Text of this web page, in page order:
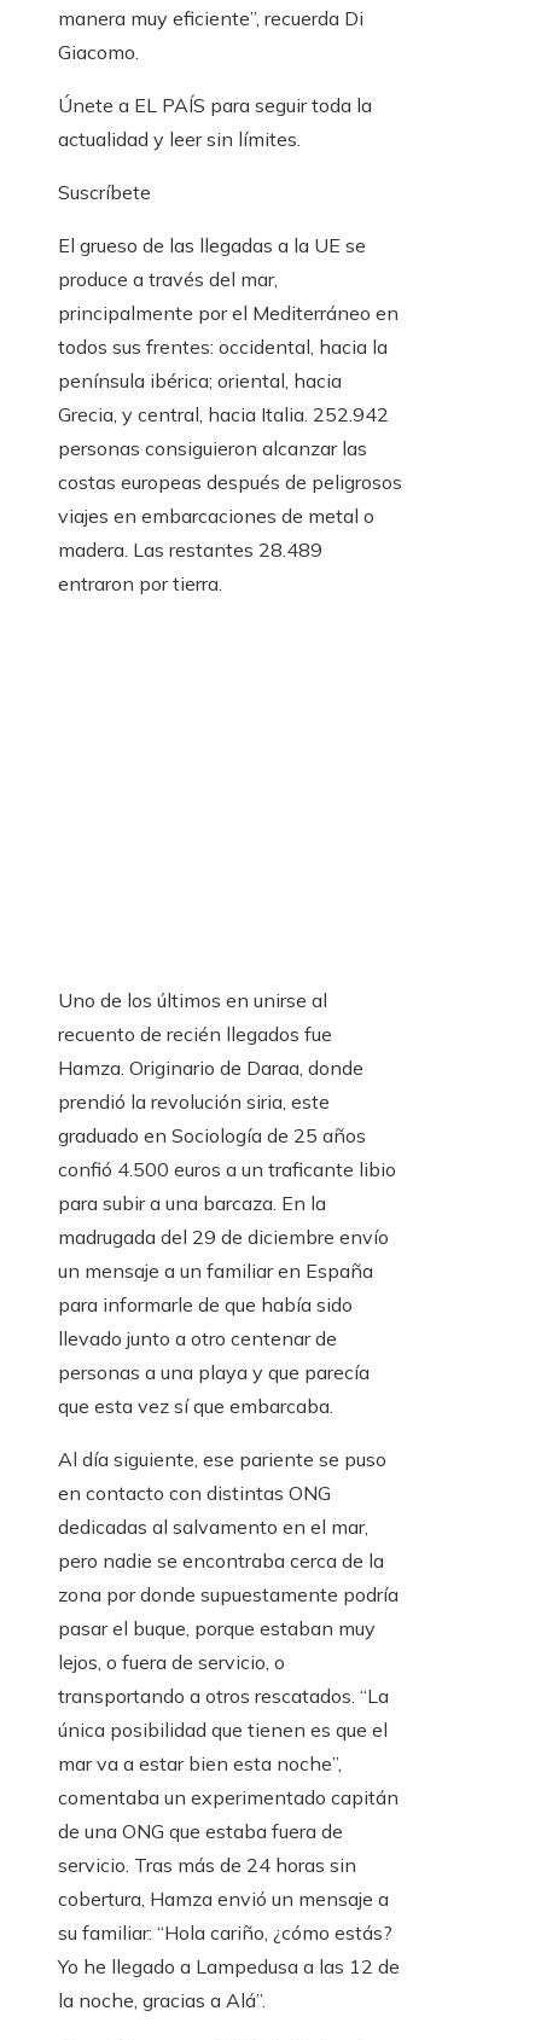
manera muy eficiente”, recuerda Di
Giacomo.
Únete a EL PAÍS para seguir toda la
actualidad y leer sin límites.
Suscríbete
El grueso de las llegadas a la UE se
produce a través del mar,
principalmente por el Mediterráneo en
todos sus frentes: occidental, hacia la
península ibérica; oriental, hacia
Grecia, y central, hacia Italia. 252.942
personas consiguieron alcanzar las
costas europeas después de peligrosos
viajes en embarcaciones de metal o
madera. Las restantes 28.489
entraron por tierra.
Uno de los últimos en unirse al
recuento de recién llegados fue
Hamza. Originario de Daraa, donde
prendió la revolución siria, este
graduado en Sociología de 25 años
confió 4.500 euros a un traficante libio
para subir a una barcaza. En la
madrugada del 29 de diciembre envío
un mensaje a un familiar en España
para informarle de que había sido
llevado junto a otro centenar de
personas a una playa y que parecía
que esta vez sí que embarcaba.
Al día siguiente, ese pariente se puso
en contacto con distintas ONG
dedicadas al salvamento en el mar,
pero nadie se encontraba cerca de la
zona por donde supuestamente podría
pasar el buque, porque estaban muy
lejos, o fuera de servicio, o
transportando a otros rescatados. “La
única posibilidad que tienen es que el
mar va a estar bien esta noche”,
comentaba un experimentado capitán
de una ONG que estaba fuera de
servicio. Tras más de 24 horas sin
cobertura, Hamza envió un mensaje a
su familiar: “Hola cariño, ¿cómo estás?
Yo he llegado a Lampedusa a las 12 de
la noche, gracias a Alá”.